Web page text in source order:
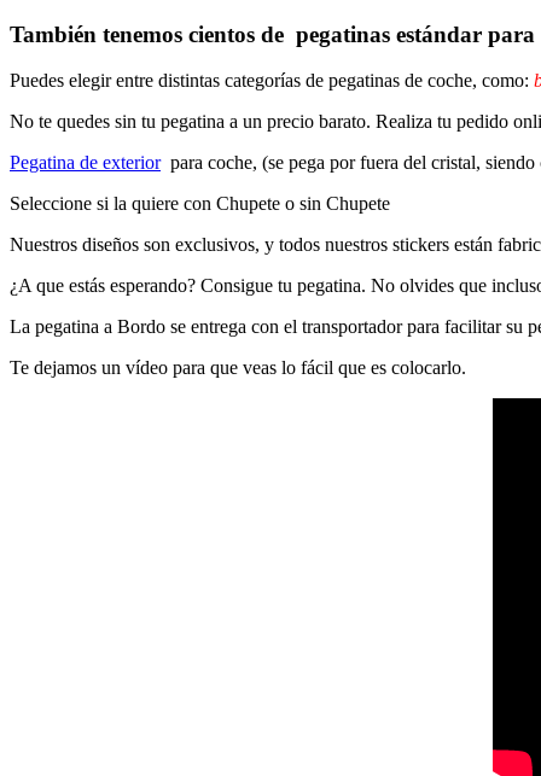
También tenemos cientos de pegatinas estándar para
Puedes elegir entre distintas categorías de pegatinas de coche, como:
No te quedes sin tu pegatina a un precio barato. Realiza tu pedido
Pegatina de exteriorpara coche, (se pega por fuera del cristal,
Seleccione si la quiere con Chupete o sin Chupete
Nuestros diseños son exclusivos, y todos nuestros stickers están
¿A que estás esperando? Consigue tu pegatina. No olvides que
La pegatina a Bordo se entrega con el transportador para facilitar su
Te dejamos un vídeo para que veas lo fácil que es colocarlo.